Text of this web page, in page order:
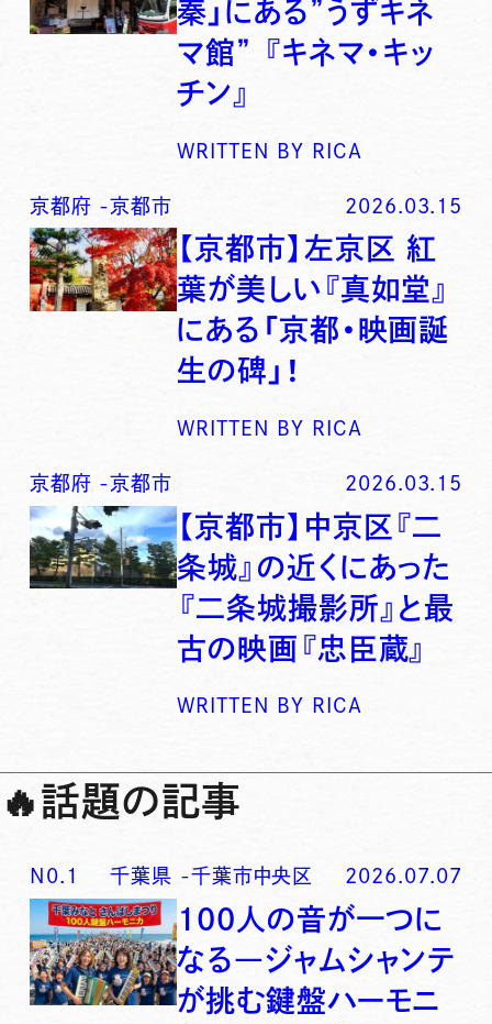
秦」にある”うずキネ
マ館” 『キネマ・キッ
チン』
WRITTEN BY RICA
京都府 -京都市 2026.03.15
【京都市】左京区 紅
葉が美しい『真如堂』
にある「京都・映画誕
生の碑」！
WRITTEN BY RICA
京都府 -京都市 2026.03.15
【京都市】中京区『二
条城』の近くにあった
『二条城撮影所』と最
古の映画『忠臣蔵』
WRITTEN BY RICA
🔥話題の記事
N0. 1 千葉県 -千葉市中央区 2026.07.07
100人の音が一つに
なる―ジャムシャンテ
が挑む鍵盤ハーモニ